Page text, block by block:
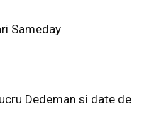
Sameday
Dedeman si date de